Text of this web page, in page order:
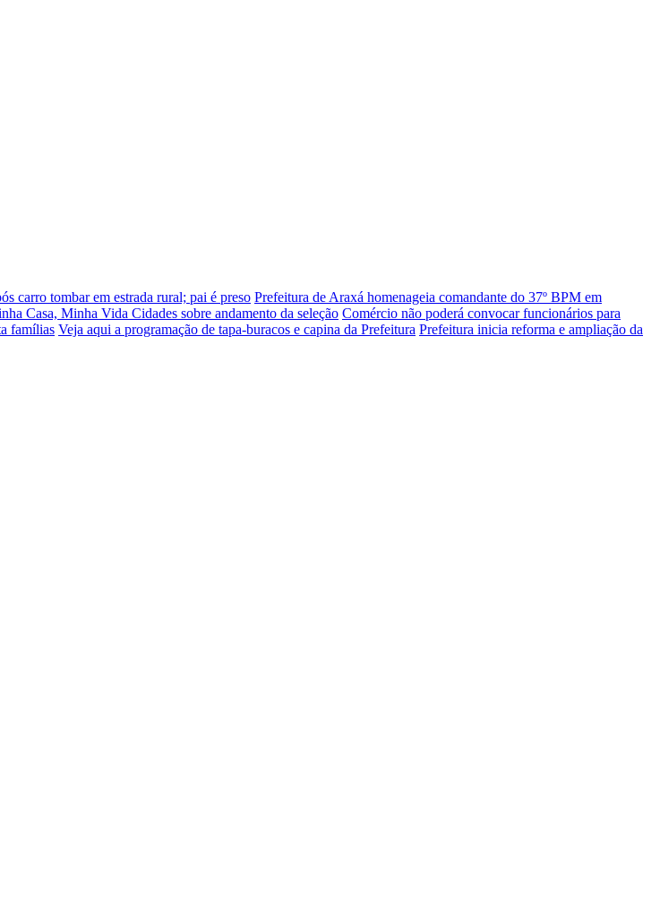
carro tombar em estrada rural; pai é preso Prefeitura de Araxá homenageia comandante do 37º BPM em
Casa, Minha Vida Cidades sobre andamento da seleção Comércio não poderá convocar funcionários para
famílias Veja aqui a programação de tapa-buracos e capina da Prefeitura Prefeitura inicia reforma e ampliação da